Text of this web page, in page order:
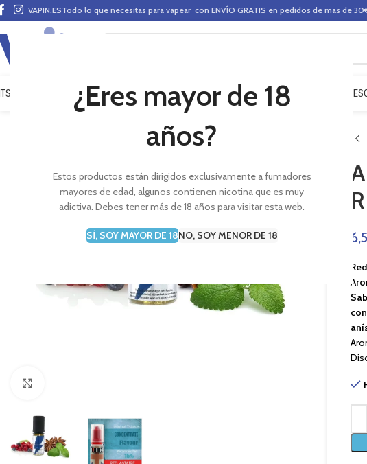
¿Eres mayor de 18
años?
Estos productos están dirigidos exclusivamente a fumadores
mayores de edad, algunos contienen nicotina que es muy
adictiva. Debes tener más de 18 años para visitar esta web.
SÍ, SOY MAYOR DE 18NO, SOY MENOR DE 18
VAPIN.ESTodo lo que necesitas para vapear con ENVÍO GRATIS en pedidos de mas de
VAPEO MODS CLAROMIZADORES BASES Y AROMAS (ALQUIMIA)